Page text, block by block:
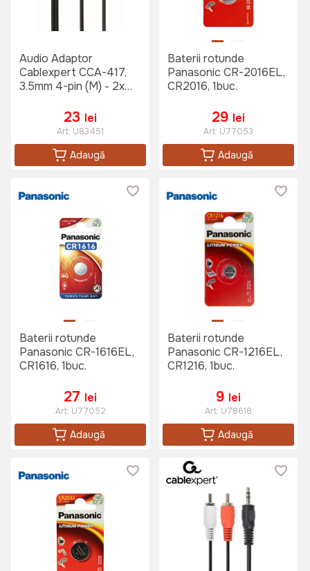
Audio Adaptor
Cablexpert CCA-417,
3.5mm 4-pin (M) - 2x
23 lei
Art: U83451
Adaugă
Baterii rotunde
Panasonic CR-2016EL,
CR2016, 1buc.
29 lei
Art: U77053
Adaugă
Baterii rotunde
Panasonic CR-1616EL,
CR1616, 1buc.
27 lei
Art: U77052
Adaugă
Baterii rotunde
Panasonic CR-1216EL,
CR1216, 1buc.
9 lei
Art: U78618
Adaugă